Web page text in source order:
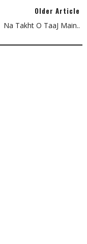
Older Article
Na Takht O TaaJ Main..